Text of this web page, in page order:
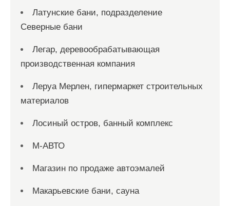
Латунские бани, подразделение
Северные бани
Легар, деревообрабатывающая
производственная компания
Леруа Мерлен, гипермаркет строительных
материалов
Лосиный остров, банный комплекс
М-АВТО
Магазин по продаже автоэмалей
Макарьевские бани, сауна